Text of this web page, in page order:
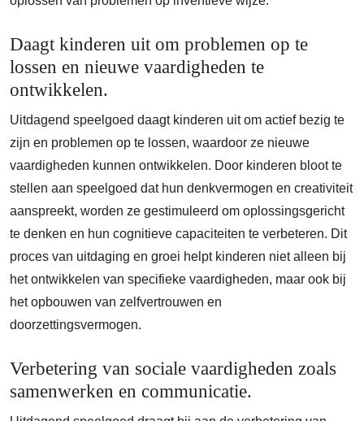
Daagt kinderen uit om problemen op te
lossen en nieuwe vaardigheden te
ontwikkelen.
Uitdagend speelgoed daagt kinderen uit om actief bezig te
zijn en problemen op te lossen, waardoor ze nieuwe
vaardigheden kunnen ontwikkelen. Door kinderen bloot te
stellen aan speelgoed dat hun denkvermogen en creativiteit
aanspreekt, worden ze gestimuleerd om oplossingsgericht
te denken en hun cognitieve capaciteiten te verbeteren. Dit
proces van uitdaging en groei helpt kinderen niet alleen bij
het ontwikkelen van specifieke vaardigheden, maar ook bij
het opbouwen van zelfvertrouwen en
doorzettingsvermogen.
Verbetering van sociale vaardigheden zoals
samenwerken en communicatie.